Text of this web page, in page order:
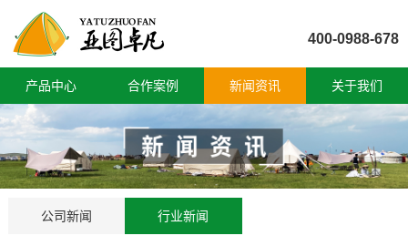
400-0988-678
产品中心 合作案例 新闻资讯 关于我们
公司新闻 行业新闻